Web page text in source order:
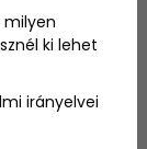
ki lehet
irányelvei